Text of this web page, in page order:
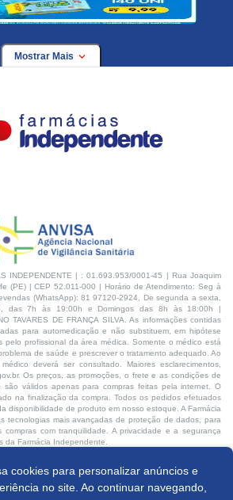
Comprar
cookies para personalizar anúncios e
no site. Ao continuar navegando,
Mostrar Mais
INDEPENDENTE | : 01.693.953/0001-45 | Rua Joaquim
(PE) | CEP 52.011-000 | Horário de Atendimento: Seg à
(WhatsApp): 81 97120-2924, De segunda a sexta,
das 7h às 19:00h e Domingos das 8h às 18:00h |
TAVARES DE FRANÇA SILVA. As informações contidas
para automedicação e não substituem, em hipótese
pelo profissional da área médica. Somente o médico está
de saúde e prescrever o tratamento adequado. Ao
deverá ser consultado. Maiores esclarecimentos,
Os preços, as promoções, o frete e as condições de
são válidos apenas para compras feitas pela internet. O
na finalização da compra. Todos os pedidos efetuados
disponibilidade de produto em nosso estoque. A Farmácia
tecnologias mais avançadas de proteção de dados, para
com tranquilidade. A privacidade e a segurança
da Farmácia Independente.
Desenvolvido por: